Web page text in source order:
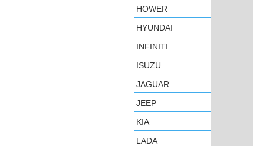
HOWER
HYUNDAI
INFINITI
ISUZU
JAGUAR
JEEP
KIA
LADA